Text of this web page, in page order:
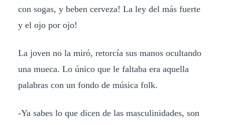
con sogas, y beben cerveza! La ley del más fuerte
y el ojo por ojo!
La joven no la miró, retorcía sus manos ocultando
una mueca. Lo único que le faltaba era aquella
palabras con un fondo de música folk.
-Ya sabes lo que dicen de las masculinidades, son